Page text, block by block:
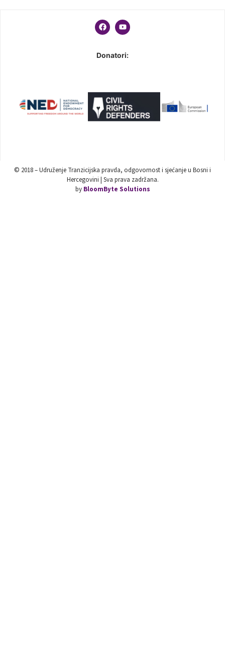
Donatori:
© 2018 – Udruženje Tranzicijska pravda, odgovornost i sjećanje u Bosni i
Hercegovini | Sva prava zadržana.
by BloomByte Solutions